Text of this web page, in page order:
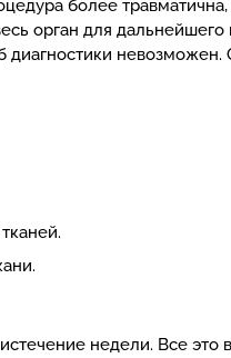
более травматична,
орган для
диагностики
недели. Все это